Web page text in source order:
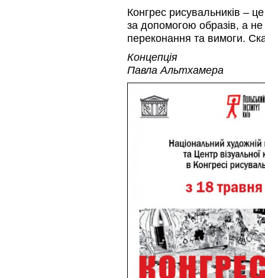
Конгрес рисувальників –
за допомогою образів, а
переконання та вимоги.
Концепція
Павла Альтхамера